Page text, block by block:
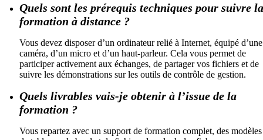
Quels sont les prérequis techniques pour suivre la
formation à distance ?
Vous devez disposer d’un ordinateur relié à Internet, équipé d’une
caméra, d’un micro et d’un haut-parleur. Cela vous permet de
participer activement aux échanges, de partager vos fichiers et de
suivre les démonstrations sur les outils de contrôle de gestion.
Quels livrables vais-je obtenir à l’issue de la
formation ?
Vous repartez avec un support de formation complet, des modèles